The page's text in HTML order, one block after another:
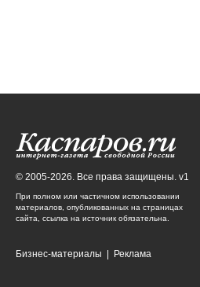
© 2005-2026. Все права защищены. v1
При полном или частичном использовании
материалов, опубликованных на страницах
сайта, ссылка на источник обязательна.
Бизнес-материалы Реклама